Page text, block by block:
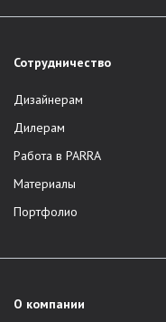
Сотрудничество
Дизайнерам
Дилерам
Работа в PARRA
Материалы
Портфолио
О компании